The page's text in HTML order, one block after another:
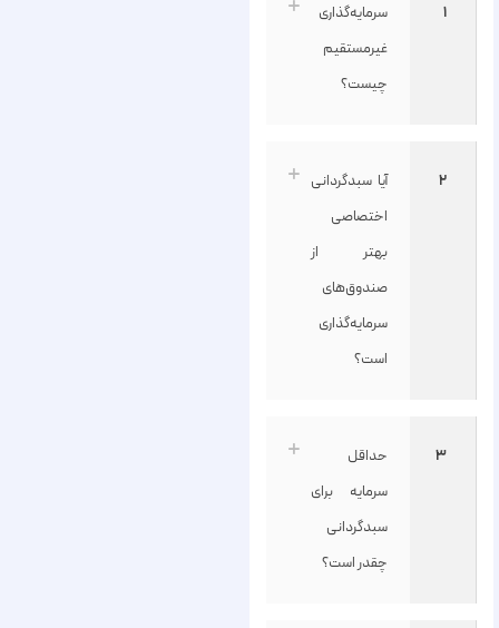
۱
سرمایه‌گذاری
غیرمستقیم
چیست؟
۲
آیا سبدگردانی
اختصاصی
بهتر از
صندوق‌های
سرمایه‌گذاری
است؟
۳
حداقل
سرمایه برای
سبدگردانی
چقدر است؟